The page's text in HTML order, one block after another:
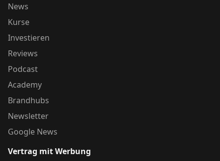
News
Kurse
Investieren
Reviews
Podcast
Academy
Brandhubs
Newsletter
Google News
Vertrag mit Werbung